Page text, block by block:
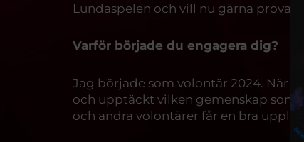
Lundaspelen och vill nu gärna prova
Varför började du engagera dig?
Jag började som volontär 2024. När
och upptäckt vilken gemenskap som
och andra volontärer får en bra